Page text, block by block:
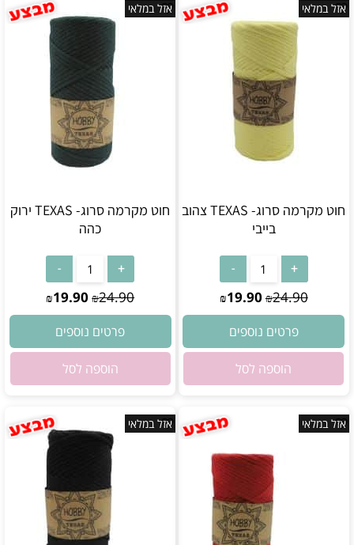
אזל במלאי
חוט מקרמה סרוג- TEXAS צהוב
בייבי
₪24.90
₪19.90
פרטים נוספים
הוספה לסל
אזל במלאי
חוט מקרמה סרוג- TEXAS ירוק
כהה
₪24.90
₪19.90
פרטים נוספים
הוספה לסל
אזל במלאי אזל במלאי